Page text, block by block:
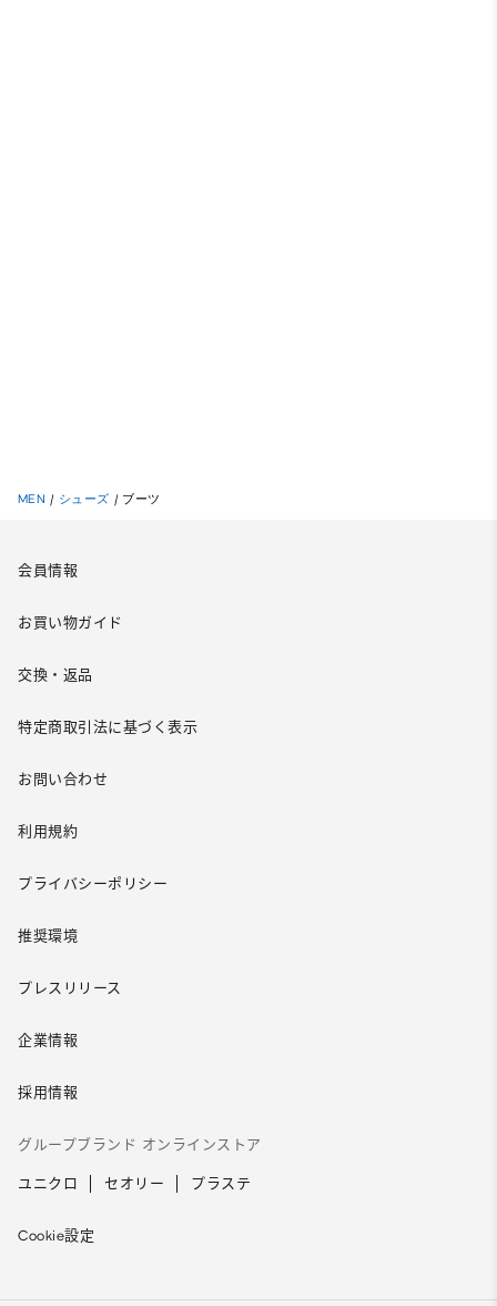
MEN / シューズ / ブーツ
会員情報
お買い物ガイド
交換・返品
特定商取引法に基づく表示
お問い合わせ
利用規約
プライバシーポリシー
推奨環境
プレスリリース
企業情報
採用情報
グループブランド オンラインストア
ユニクロ セオリー プラステ
Cookie設定